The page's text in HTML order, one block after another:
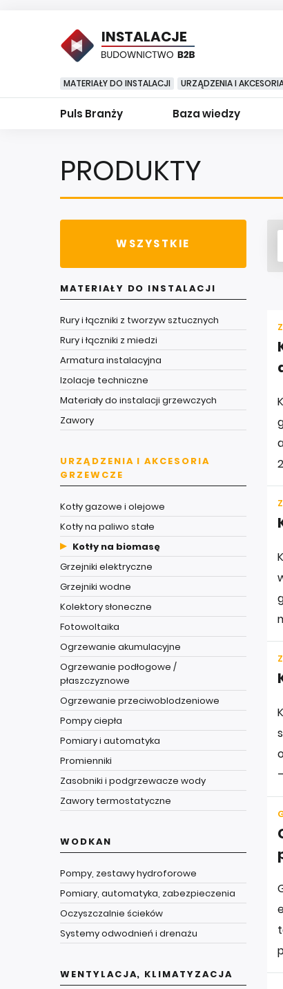
INSTALACJE
MATERIAŁY DO INSTALACJI URZĄDZENIA I
Puls Branży Baza wiedzy
PRODUKTY
WSZYSTKIE
MATERIAŁY DO INSTALACJI
Rury i łączniki z tworzyw sztucznych
Rury i łączniki z miedzi
Armatura instalacyjna
Izolacje techniczne
Materiały do instalacji grzewczych
Zawory
URZĄDZENIA I AKCESORIA
GRZEWCZE
Kotły gazowe i olejowe
Kotły na paliwo stałe
Kotły na biomasę
Grzejniki elektryczne
Grzejniki wodne
Kolektory słoneczne
Fotowoltaika
Ogrzewanie akumulacyjne
Ogrzewanie podłogowe /
płaszczyznowe
Ogrzewanie przeciwoblodzeniowe
Pompy ciepła
Pomiary i automatyka
Promienniki
Zasobniki i podgrzewacze wody
Zawory termostatyczne
WODKAN
Pompy, zestawy hydroforowe
Pomiary, automatyka, zabezpieczenia
Oczyszczalnie ścieków
Systemy odwodnień i drenażu
WENTYLACJA, KLIMATYZACJA